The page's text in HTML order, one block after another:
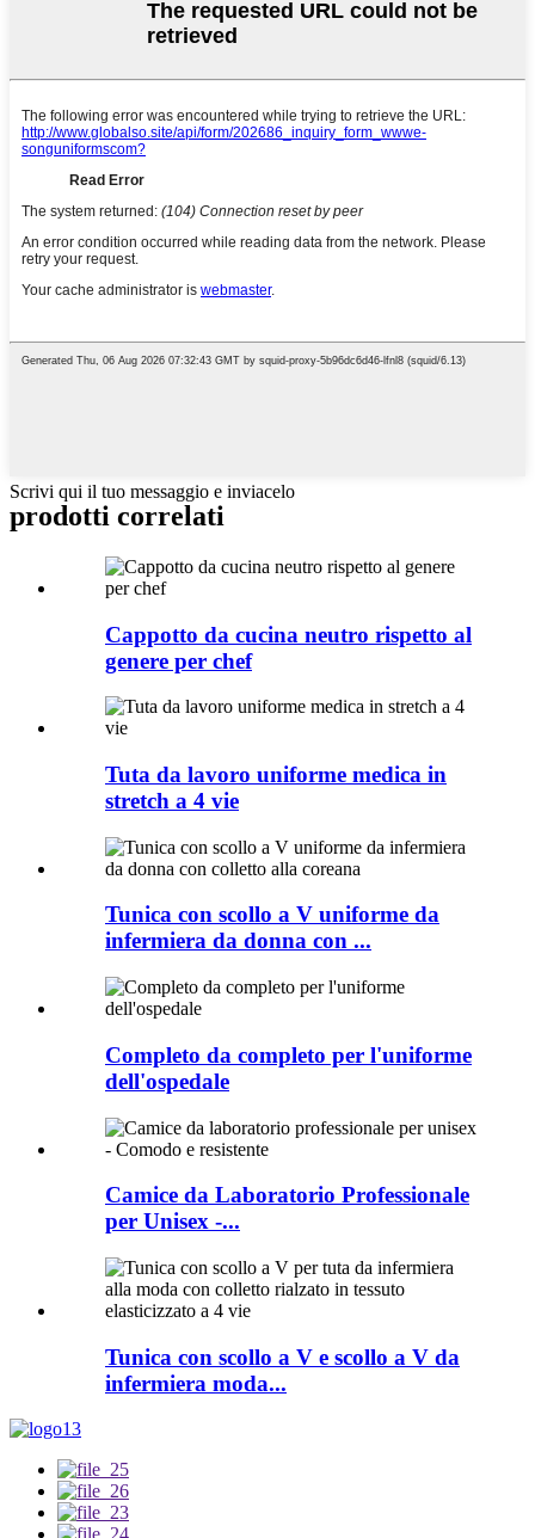
Scrivi qui il tuo messaggio e inviacelo
prodotti correlati
Cappotto da cucina neutro rispetto al
genere per chef
Tuta da lavoro uniforme medica in
stretch a 4 vie
Tunica con scollo a V uniforme da
infermiera da donna con ...
Completo da completo per l'uniforme
dell'ospedale
Camice da Laboratorio Professionale
per Unisex -...
Tunica con scollo a V e scollo a V da
infermiera moda...